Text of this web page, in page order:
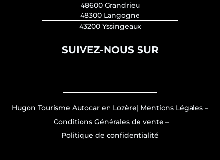
48600 Grandrieu
48300 Langogne
43200 Yssingeaux
SUIVEZ-NOUS SUR
Hugon Tourisme Autocar en Lozère| Mentions Légales –
Conditions Générales de vente –
Politique de confidentialité